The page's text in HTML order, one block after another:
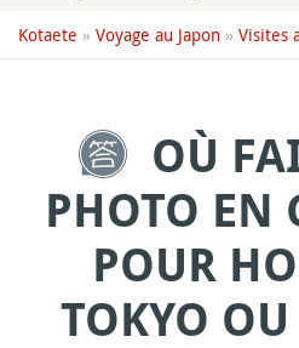
Kotaete » Voyage au Japon » Visites
OÙ
PHOTO EN
POUR
TOKYO